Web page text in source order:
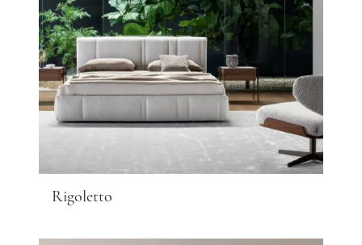
Rigoletto